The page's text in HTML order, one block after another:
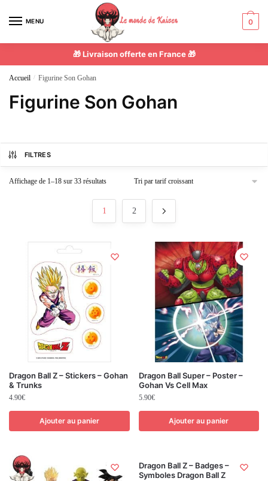
MENU 0
🎁 Livraison offerte en France 🎁
Accueil / Figurine Son Gohan
Figurine Son Gohan
FILTRES
Affichage de 1–18 sur 33 résultats
1 2
Dragon Ball Z – Stickers – Gohan
& Trunks
4.90€
Ajouter au panier
Dragon Ball Super – Poster –
Gohan Vs Cell Max
5.90€
Ajouter au panier
Dragon Ball Z – Badges –
Symboles Dragon Ball Z